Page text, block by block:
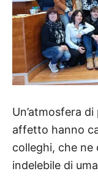
Un’atmosfera
affetto hanno
colleghi, che
indelebile di